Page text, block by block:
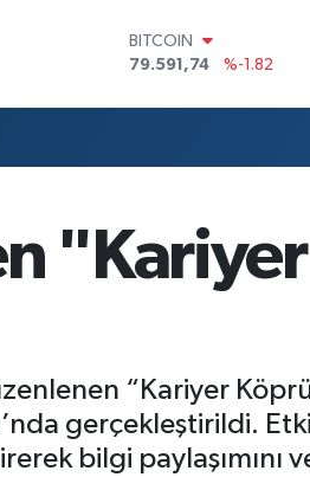
BITCOIN
79.591,74
%-1.82
45,43620
%0.02
G.ALTIN
6862,09000
%0.19
BİST100
"Kariyer
“Kariyer
gerçekleştirildi.
bilgi paylaşımını